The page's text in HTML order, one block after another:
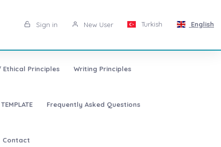
Sign in New User Turkish English
Principles Writing Principles
Frequently Asked Questions
Contact